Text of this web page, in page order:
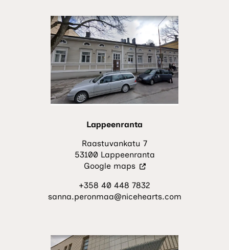
välilehteen.)
Lappeenranta
Raastuvankatu 7
53100 Lappeenranta
Google maps(Vieraile
sivustolla.
Linkki
välilehteen.)
+358 40 448 7832
sanna.peronmaa@nicehearts.com